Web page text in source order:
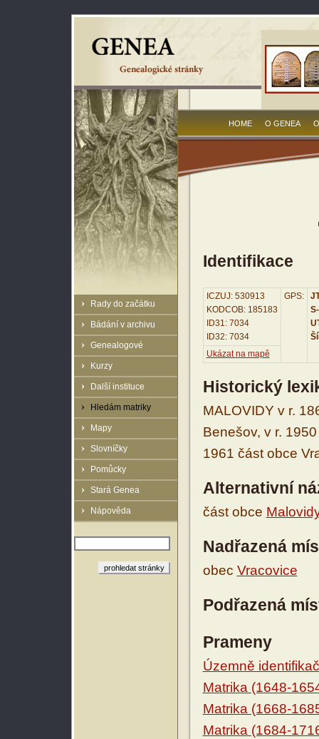
Rady do začátku
Bádání v archivu
Genealogové
Kurzy
Další instituce
Hledám matriky
Mapy
Slovníčky
Pomůcky
Stará Genea
Nápověda
HOME O GENEA
Identifikace
ICZUJ: 530913
KODCOB: 185183
ID31: 7034
ID32: 7034
GPS:
Ukázat na mapě
Historický
MALOVIDY v r.
Benešov, v r.
1961 část obce
Alternativní
část obce
Nadřazená
obec Vracovice
Podřazená
Prameny
Územně
Matrika (1648-
Matrika (1668-
Matrika (1684-